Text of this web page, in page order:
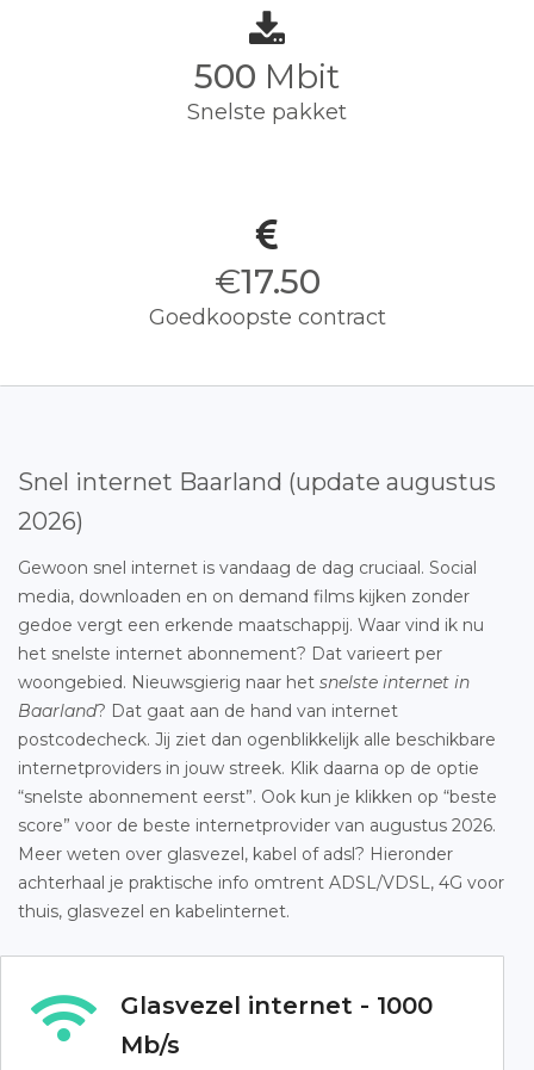
500 Mbit
Snelste pakket
€17.50
Goedkoopste contract
Snel internet Baarland (update augustus
2026)
Gewoon snel internet is vandaag de dag cruciaal. Social
media, downloaden en on demand films kijken zonder
gedoe vergt een erkende maatschappij. Waar vind ik nu
het snelste internet abonnement? Dat varieert per
woongebied. Nieuwsgierig naar het snelste internet in
Baarland? Dat gaat aan de hand van internet
postcodecheck. Jij ziet dan ogenblikkelijk alle beschikbare
internetproviders in jouw streek. Klik daarna op de optie
“snelste abonnement eerst”. Ook kun je klikken op “beste
score” voor de beste internetprovider van augustus 2026.
Meer weten over glasvezel, kabel of adsl? Hieronder
achterhaal je praktische info omtrent ADSL/VDSL, 4G voor
thuis, glasvezel en kabelinternet.
Glasvezel internet - 1000
Mb/s